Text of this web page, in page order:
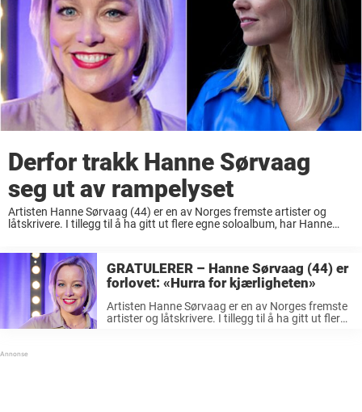
Derfor trakk Hanne Sørvaag
seg ut av rampelyset
Artisten Hanne Sørvaag (44) er en av Norges fremste artister og
låtskrivere. I tillegg til å ha gitt ut flere egne soloalbum, har Hanne
GRATULERER – Hanne Sørvaag (44) er
forlovet: «Hurra for kjærligheten»
Artisten Hanne Sørvaag er en av Norges fremste
artister og låtskrivere. I tillegg til å ha gitt ut flere